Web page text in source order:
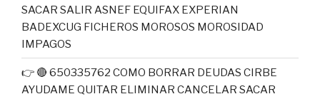
SACAR SALIR ASNEF EQUIFAX EXPERIAN
BADEXCUG FICHEROS MOROSOS MOROSIDAD
IMPAGOS
👉 🔴 650335762 COMO BORRAR DEUDAS CIRBE
AYUDAME QUITAR ELIMINAR CANCELAR SACAR